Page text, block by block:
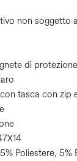
non soggetto a
di protezione
tasca con zip
Poliestere, 5%